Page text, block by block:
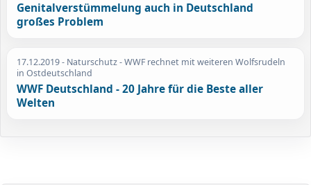
Genitalverstümmelung auch in Deutschland
großes Problem
17.12.2019- Naturschutz - WWF rechnet mit weiteren Wolfsrudeln
in Ostdeutschland
WWF Deutschland - 20 Jahre für die Beste aller
Welten